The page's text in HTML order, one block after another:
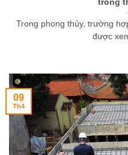
trong
Trong phong thủy, trường
được
09
Th4